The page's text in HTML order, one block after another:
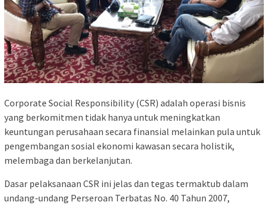
Corporate Social Responsibility (CSR) adalah operasi bisnis
yang berkomitmen tidak hanya untuk meningkatkan
keuntungan perusahaan secara finansial melainkan pula untuk
pengembangan sosial ekonomi kawasan secara holistik,
melembaga dan berkelanjutan.
Dasar pelaksanaan CSR ini jelas dan tegas termaktub dalam
undang-undang Perseroan Terbatas No. 40 Tahun 2007,